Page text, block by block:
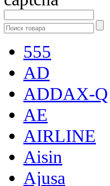
555
AD
ADDAX-Q
AE
AIRLINE
Aisin
Ajusa